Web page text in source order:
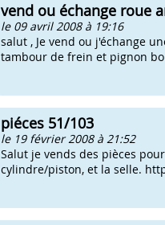
vend ou échange roue
le 09 avril 2008 à 19:16
salut , Je vend ou j'échange
tambour de frein et pignon
piéces 51/103
le 19 février 2008 à 21:52
Salut je vends des pièces
cylindre/piston, et la selle.